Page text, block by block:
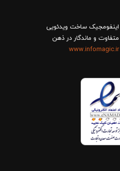
اینفومجیک ساخت ویدئویی
متفاوت و ماندگار در ذهن
www.infomagic.ir